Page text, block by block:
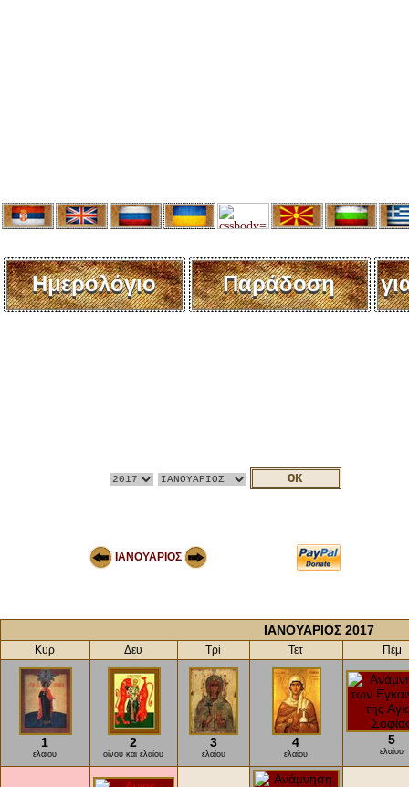
Ημερολόγιο Παράδοση
ΙΑΝΟΥΑΡΙΟΣ
ΙΑΝΟΥΑΡΙΟΣ 2017
Κυρ Δευ Τρί Τετ Πέμ
1
ελαίου
2
οίνου και ελαίου
3
ελαίου
4
ελαίου
5
ελαίου